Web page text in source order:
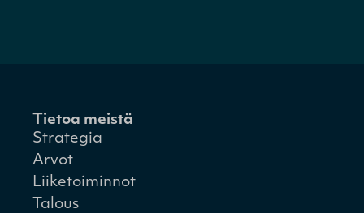
Tietoa meistä
Strategia
Arvot
Liiketoiminnot
Talous